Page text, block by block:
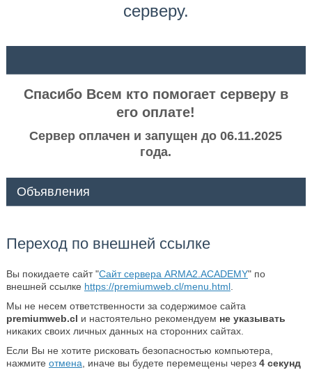
серверу.
Спасибо Всем кто помогает серверу в
его оплате!
Сервер оплачен и запущен до 06.11.2025
года.
Объявления
Переход по внешней ссылке
Вы покидаете сайт "Сайт сервера ARMA2.ACADEMY" по
внешней ссылке https://premiumweb.cl/menu.html.
Мы не несем ответственности за содержимое сайта
premiumweb.cl и настоятельно рекомендуем не указывать
никаких своих личных данных на сторонних сайтах.
Если Вы не хотите рисковать безопасностью компьютера,
нажмите отмена , иначе вы будете перемещены через 4секунд